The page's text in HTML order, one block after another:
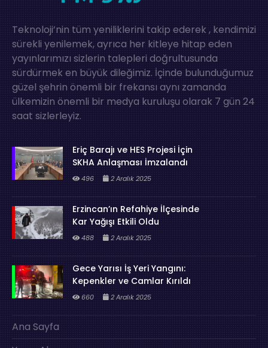
Teknoloji’nin tüm yeniliklerini takip ederek , kendimizi
sürekli yenilemek, ayrıca her kitleye hitap eden
yayınlarımızı sizlerin talepleri doğrultusunda
sürdürmek en büyük dileğimiz. İçinde bulunduğumuz
güzel şehrin önemli bir frekansı aynı zamanda
ülkemizin önemli bir medya kuruluşu olarak 7 gün 24
saat sizlerleyiz.
Eriç Barajı ve HES Projesi İçin
SKHA Anlaşması İmzalandı
496 2 Aralık 2025
Erzincan’ın Refahiye İlçesinde
Kar Yağışı Etkili Oldu
488 2 Aralık 2025
Gece Yarısı İş Yeri Yangını:
Kepenkler ve Camlar Kırıldı
660 2 Aralık 2025
Ana Sayfa